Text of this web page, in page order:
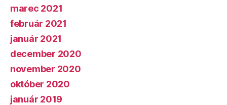
marec 2021
február 2021
január 2021
december 2020
november 2020
október 2020
január 2019